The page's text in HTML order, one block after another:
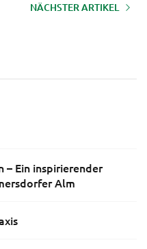
NÄCHSTER ARTIKEL
Ein inspirierender
Alm